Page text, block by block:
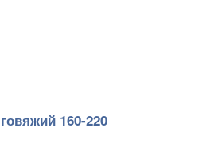
160-220